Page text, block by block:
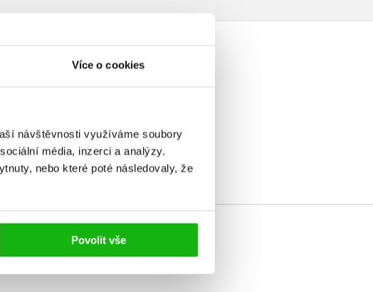
Více o cookies
návštěvnosti využíváme soubory
média, inzerci a analýzy.
nebo které poté následovaly, že
Povolit vše
uživatelé